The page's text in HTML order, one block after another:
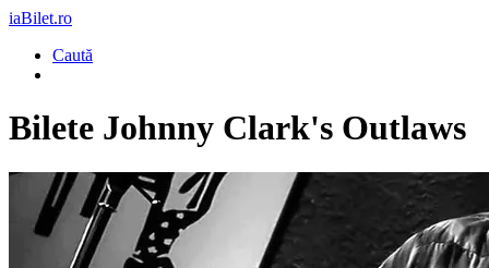
iaBilet.ro
Caută
Bilete Johnny Clark's Outlaws